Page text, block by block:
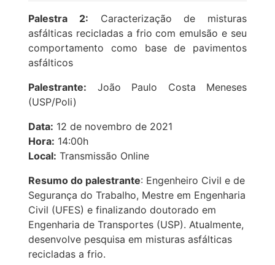
Palestra 2: Caracterização de misturas
asfálticas recicladas a frio com emulsão e seu
comportamento como base de pavimentos
asfálticos
Palestrante: João Paulo Costa Meneses
(USP/Poli)
Data: 12 de novembro de 2021
Hora: 14:00h
Local: Transmissão Online
Resumo do palestrante: Engenheiro Civil e de
Segurança do Trabalho, Mestre em Engenharia
Civil (UFES) e finalizando doutorado em
Engenharia de Transportes (USP). Atualmente,
desenvolve pesquisa em misturas asfálticas
recicladas a frio.